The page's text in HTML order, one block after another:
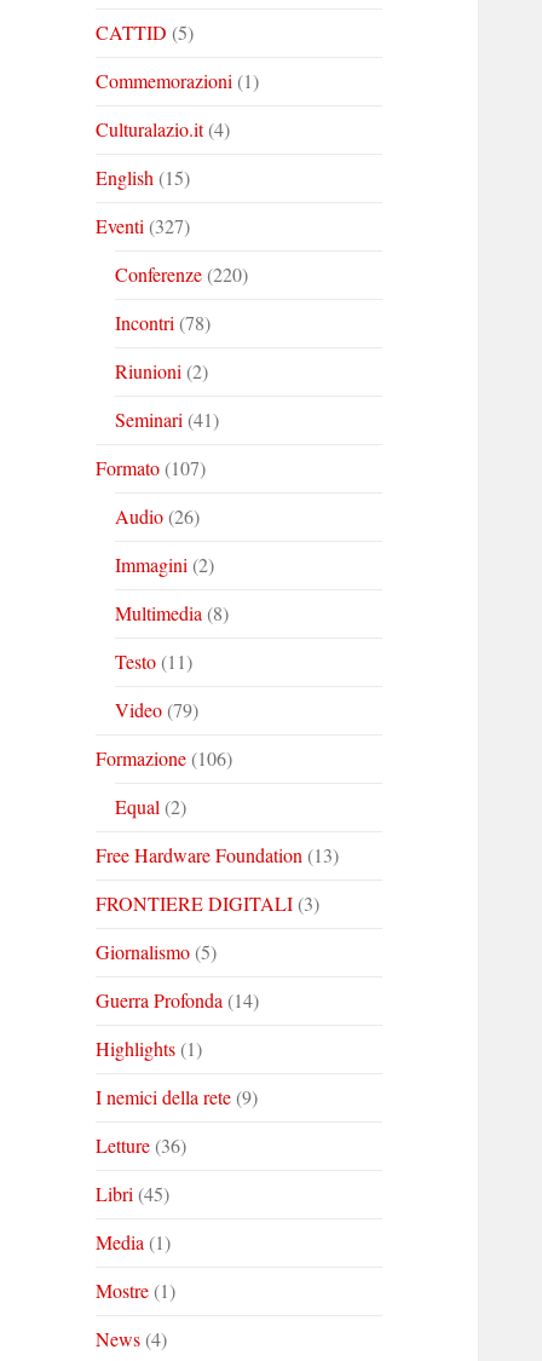
CATTID (5)
Commemorazioni (1)
Culturalazio.it(4)
English (15)
Eventi (327)
Conferenze(220)
Incontri (78)
Riunioni (2)
Seminari (41)
Formato(107)
Audio(26)
Immagini (2)
Multimedia (8)
Testo(11)
Video(79)
Formazione(106)
Equal (2)
Free Hardware Foundation (13)
FRONTIERE DIGITALI(3)
Giornalismo(5)
Guerra Profonda (14)
Highlights(1)
I nemici della rete(9)
Letture(36)
Libri (45)
Media (1)
Mostre(1)
News(4)